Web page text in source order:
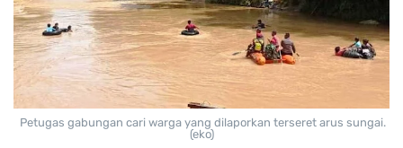
Petugas gabungan cari warga yang dilaporkan terseret arus sungai.
(eko)